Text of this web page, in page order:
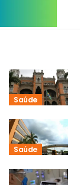
Saúde
Saúde